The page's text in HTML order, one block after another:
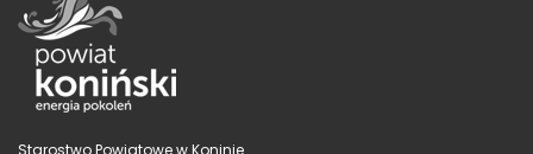
Starostwo Powiatowe w Koninie